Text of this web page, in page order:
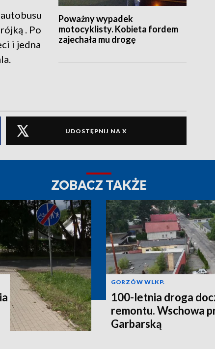
Poważny wypadek
motocyklisty. Kobieta fordem
zajechała mu drogę
. Po
i jedna
UDOSTĘPNIJ NA X
ZOBACZ TAKŻE
GORZÓW WLKP.
100-letnia droga
remontu. Wschowa
Garbarską